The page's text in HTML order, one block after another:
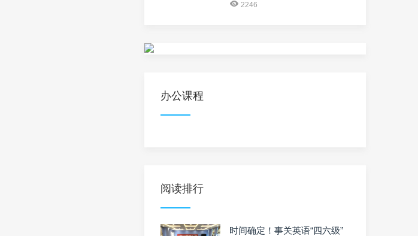
2246
办公课程
阅读排行
时间确定！事关英语“四六级”